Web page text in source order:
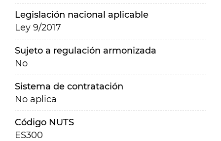
Legislación nacional aplicable
Ley 9/2017
Sujeto a regulación armonizada
No
Sistema de contratación
No aplica
Código NUTS
ES300